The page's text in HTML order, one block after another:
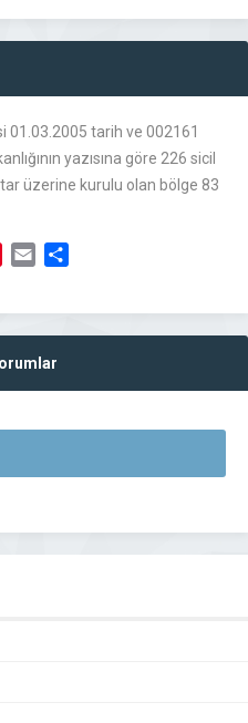
01.03.2005 tarih ve 002161
yazısına göre 226 sicil
üzerine kurulu olan bölge 83
Pinterest
Email